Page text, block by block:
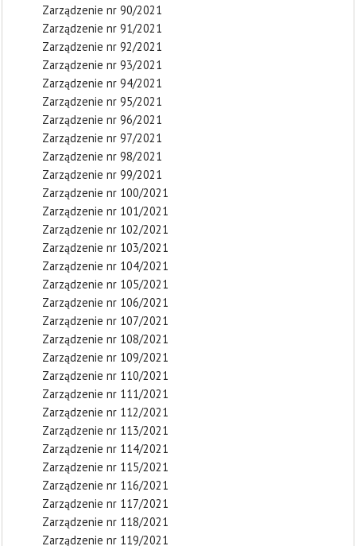
Zarządzenie nr 90/2021
Zarządzenie nr 91/2021
Zarządzenie nr 92/2021
Zarządzenie nr 93/2021
Zarządzenie nr 94/2021
Zarządzenie nr 95/2021
Zarządzenie nr 96/2021
Zarządzenie nr 97/2021
Zarządzenie nr 98/2021
Zarządzenie nr 99/2021
Zarządzenie nr 100/2021
Zarządzenie nr 101/2021
Zarządzenie nr 102/2021
Zarządzenie nr 103/2021
Zarządzenie nr 104/2021
Zarządzenie nr 105/2021
Zarządzenie nr 106/2021
Zarządzenie nr 107/2021
Zarządzenie nr 108/2021
Zarządzenie nr 109/2021
Zarządzenie nr 110/2021
Zarządzenie nr 111/2021
Zarządzenie nr 112/2021
Zarządzenie nr 113/2021
Zarządzenie nr 114/2021
Zarządzenie nr 115/2021
Zarządzenie nr 116/2021
Zarządzenie nr 117/2021
Zarządzenie nr 118/2021
Zarządzenie nr 119/2021